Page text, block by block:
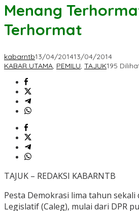
Menang
Terhormat
kabarntb13/04/201413/04/2014
KABAR UTAMA, PEMILU, TAJUK195
TAJUK – REDAKSI KABARNTB
Pesta Demokrasi lima tahun sekali
Legislatif (Caleg), mulai dari DPR